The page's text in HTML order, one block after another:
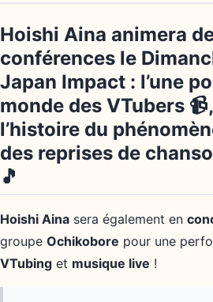
Hoishi Aina animera
conférences le
Japan Impact : l’une
monde des VTubers
l’histoire du
des reprises de
🎵
Hoishi Aina sera également en
groupe Ochikobore pour une
VTubing et musique live !